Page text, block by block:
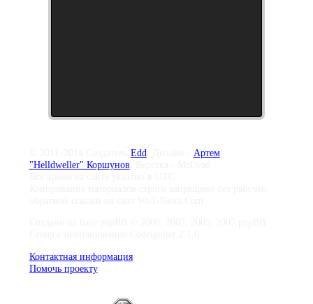
Edd
Артем
"Helldweller" Коршунов
Контактная информация
Помочь проекту